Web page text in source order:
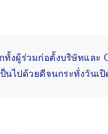
ทั้งผู้ร่วมก่อตั้งบริษัทและ
นไปด้วยดีจนกระทั่งวันเ